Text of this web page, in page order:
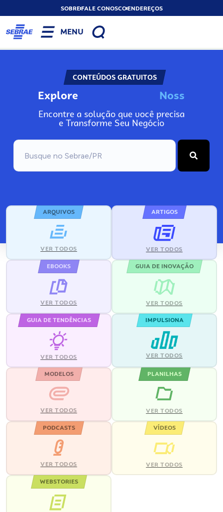
SOBREFALE CONOSCOENDEREÇOS
MENU
CONTEÚDOS GRATUITOS
Explore No
Encontre a solução que você precisa
e Transforme Seu Negócio
ARQUIVOS
VER TODOS
ARTIGOS
VER TODOS
EBOOKS
VER TODOS
GUIA DE INOVAÇÃO
VER TODOS
GUIA DE TENDÊNCIAS
VER TODOS
IMPULSIONA
VER TODOS
MODELOS
VER TODOS
PLANILHAS
VER TODOS
PODCASTS
VER TODOS
VÍDEOS
VER TODOS
WEBSTORIES